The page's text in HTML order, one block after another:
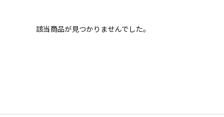
該当商品が見つかりませんでした。